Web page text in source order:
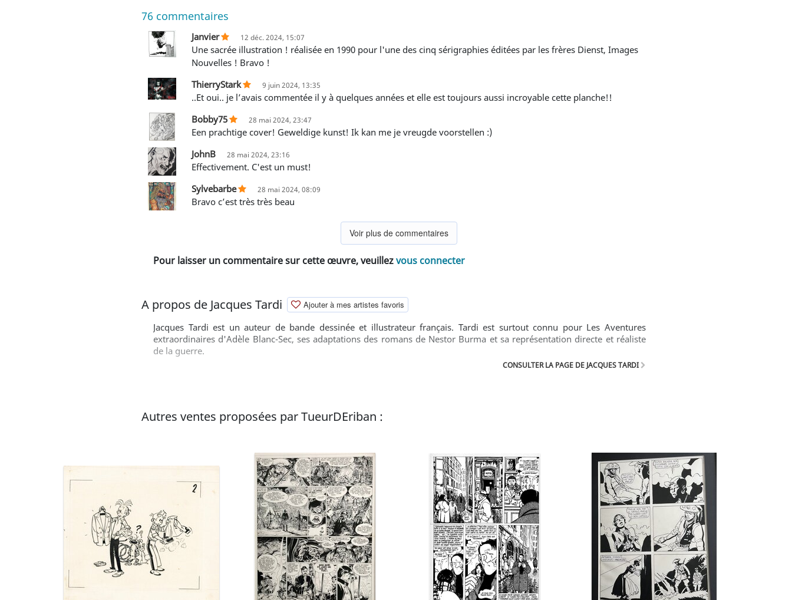
76 commentaires
Janvier 12 déc. 2024, 15:07
Une sacrée illustration ! réalisée en 1990 pour l'une des cinq sérigraphies éditées par les frères Dienst, Images
Nouvelles ! Bravo !
ThierryStark
9 juin 2024, 13:35
..et oui.. je l’avais commentée il y à quelques années et elle est toujours aussi incroyable cette planche!!
Bobby75
28 mai 2024, 23:47
Een prachtige cover! Geweldige kunst! Ik kan me je vreugde voorstellen :)
JohnB
28 mai 2024, 23:16
Effectivement. C'est un must!
Sylvebarbe
28 mai 2024, 08:09
Bravo c’est très très beau
Voir plus de commentaires
Pour laisser un commentaire sur cette œuvre, veuillezvous connecter
A propos de Jacques Tardi Ajouter à mes artistes favoris
Jacques Tardi est un auteur de bande dessinée et illustrateur français. Tardi est surtout connu pour Les Aventures
extraordinaires d'Adèle Blanc-Sec, ses adaptations des romans de Nestor Burma et sa représentation directe et réaliste
de la guerre.
CONSULTER LA PAGE DE JACQUES TARDI
Autres ventes proposées par TueurDEriban :